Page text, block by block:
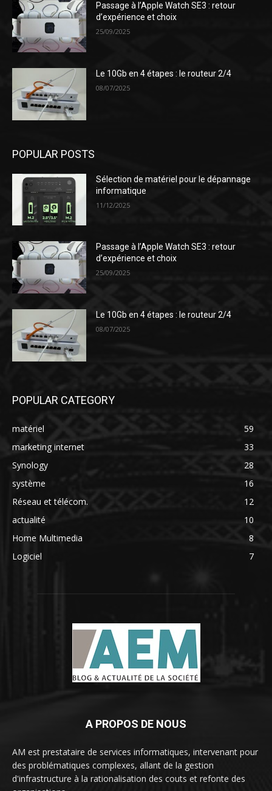
Passage à l’Apple Watch SE3 : retour
d’expérience et choix
25/09/2025
Le 10Gb en 4 étapes : le routeur 2/4
08/07/2025
POPULAR POSTS
Sélection de matériel pour le dépannage
informatique
11/12/2025
Passage à l’Apple Watch SE3 : retour
d’expérience et choix
25/09/2025
Le 10Gb en 4 étapes : le routeur 2/4
08/07/2025
POPULAR CATEGORY
matériel
59
marketing internet
33
Synology
28
système
16
Réseau et télécom.
12
actualité
10
Home Multimedia
8
Logiciel
7
A PROPOS DE NOUS
AM est prestataire de services informatiques, intervenant pour
des problématiques complexes, allant de la gestion
d'infrastructure à la rationalisation des couts et refonte des